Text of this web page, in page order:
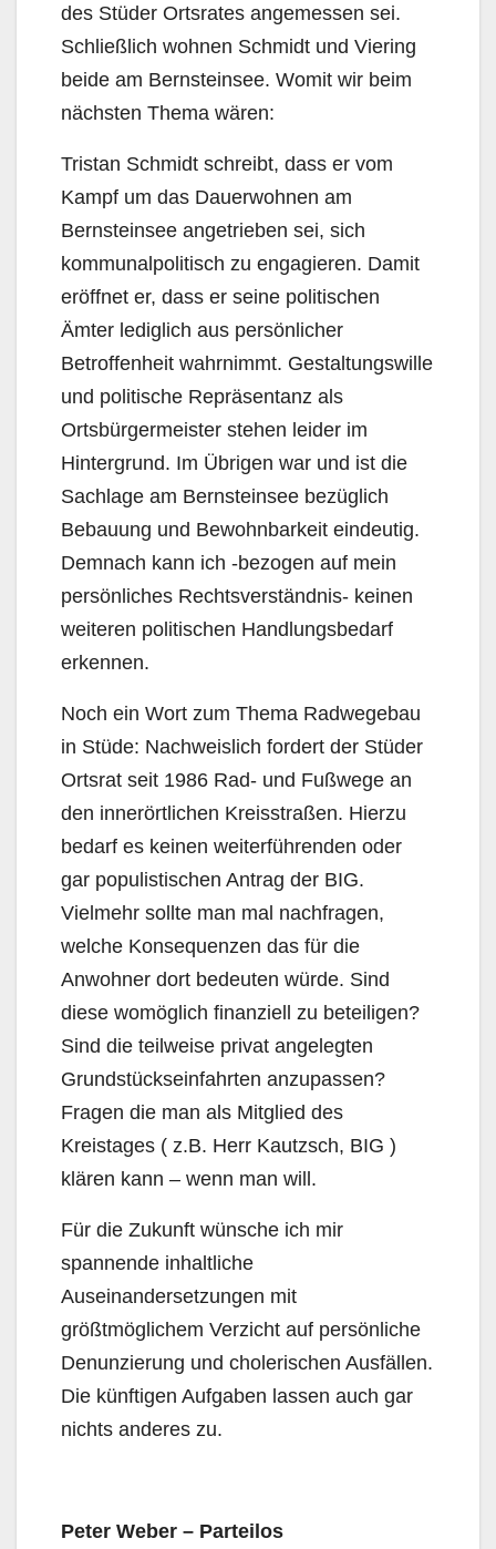
des Stüder Ortsrates angemessen sei.
Schließlich wohnen Schmidt und Viering
beide am Bernsteinsee. Womit wir beim
nächsten Thema wären:
Tristan Schmidt schreibt, dass er vom
Kampf um das Dauerwohnen am
Bernsteinsee angetrieben sei, sich
kommunalpolitisch zu engagieren. Damit
eröffnet er, dass er seine politischen
Ämter lediglich aus persönlicher
Betroffenheit wahrnimmt. Gestaltungswille
und politische Repräsentanz als
Ortsbürgermeister stehen leider im
Hintergrund. Im Übrigen war und ist die
Sachlage am Bernsteinsee bezüglich
Bebauung und Bewohnbarkeit eindeutig.
Demnach kann ich ‐bezogen auf mein
persönliches Rechtsverständnis‐ keinen
weiteren politischen Handlungsbedarf
erkennen.
Noch ein Wort zum Thema Radwegebau
in Stüde: Nachweislich fordert der Stüder
Ortsrat seit 1986 Rad‐ und Fußwege an
den innerörtlichen Kreisstraßen. Hierzu
bedarf es keinen weiterführenden oder
gar populistischen Antrag der BIG.
Vielmehr sollte man mal nachfragen,
welche Konsequenzen das für die
Anwohner dort bedeuten würde. Sind
diese womöglich finanziell zu beteiligen?
Sind die teilweise privat angelegten
Grundstückseinfahrten anzupassen?
Fragen die man als Mitglied des
Kreistages ( z.B. Herr Kautzsch, BIG )
klären kann – wenn man will.
Für die Zukunft wünsche ich mir
spannende inhaltliche
Auseinandersetzungen mit
größtmöglichem Verzicht auf persönliche
Denunzierung und cholerischen Ausfällen.
Die künftigen Aufgaben lassen auch gar
nichts anderes zu.
Peter Weber – Parteilos